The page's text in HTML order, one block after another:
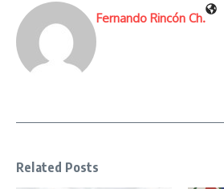
Fernando Rincón Ch.
Related Posts